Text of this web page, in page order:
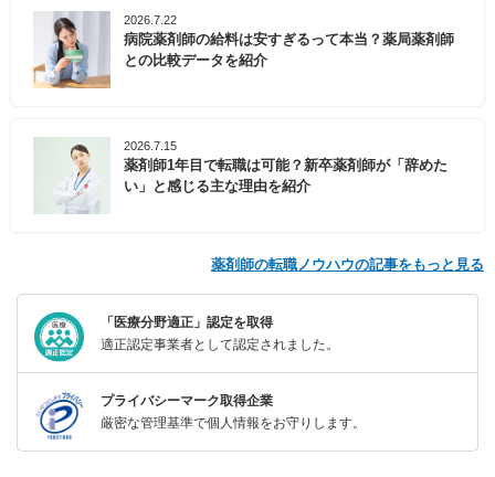
2026.7.22
病院薬剤師の給料は安すぎるって本当？薬局薬剤師
との比較データを紹介
2026.7.15
薬剤師1年目で転職は可能？新卒薬剤師が「辞めた
い」と感じる主な理由を紹介
薬剤師の転職ノウハウの記事をもっと見る
「医療分野適正」認定を取得
適正認定事業者として認定されました。
プライバシーマーク取得企業
厳密な管理基準で個人情報をお守りします。